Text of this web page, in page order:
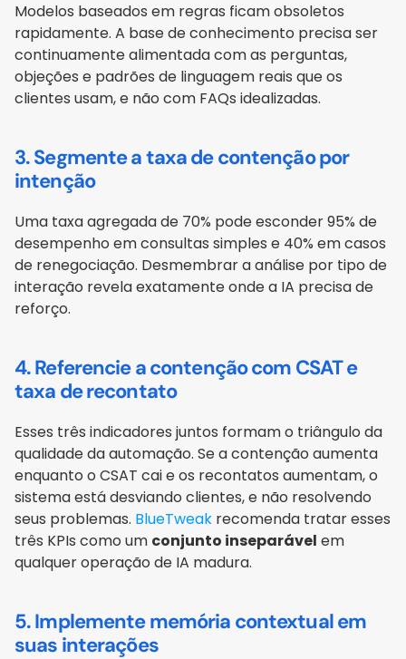
Modelos baseados em regras ficam obsoletos
rapidamente. A base de conhecimento precisa ser
continuamente alimentada com as perguntas,
objeções e padrões de linguagem reais que os
clientes usam, e não com FAQs idealizadas.
3. Segmente a taxa de contenção por
intenção
Uma taxa agregada de 70% pode esconder 95% de
desempenho em consultas simples e 40% em casos
de renegociação. Desmembrar a análise por tipo de
interação revela exatamente onde a IA precisa de
reforço.
4. Referencie a contenção com CSAT e
taxa de recontato
Esses três indicadores juntos formam o triângulo da
qualidade da automação. Se a contenção aumenta
enquanto o CSAT cai e os recontatos aumentam, o
sistema está desviando clientes, e não resolvendo
seus problemas. BlueTweak recomenda tratar esses
três KPIs como um conjunto inseparável em
qualquer operação de IA madura.
5. Implemente memória contextual em
suas interações